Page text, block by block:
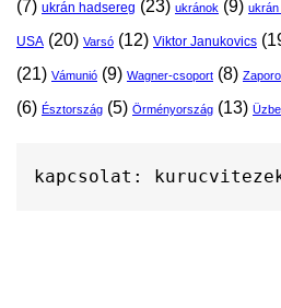
(7) ukrán hadsereg (23) ukránok (9) ukrán
USA (20) Varsó (12) Viktor Janukovics
(21) Vámunió (9) Wagner-csoport (8)
(6) Észtország (5) Örményország (13)
kapcsolat: